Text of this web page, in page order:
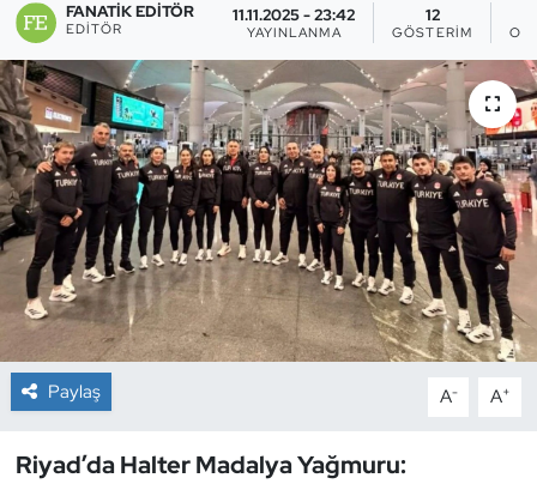
FANATIK EDITÖR
EDITÖR
11.11.2025 - 23:42
YAYINLANMA
12
GÖSTERIM
Paylaş A- A+
Riyad’da Halter Madalya Yağmuru:
Buz Hokeyi
Buz Pateni
Çim Hokeyi
Cimnastik
Curling
Dağcılık
Dans Sporları
Dövüş Sanatı